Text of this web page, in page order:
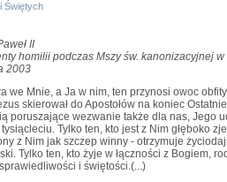
Świętych
II
homilii podczas Mszy św. kanonizacyjnej w
2003
we Mnie, a Ja w nim, ten przynosi owoc
skierował do Apostołów na koniec
poruszające wezwanie także dla nas, Jego
Tylko ten, kto jest z Nim głęboko
z Nim jak szczep winny - otrzymuje
Tylko ten, kto żyje w łączności z Bogiem,
i świętości.(...)